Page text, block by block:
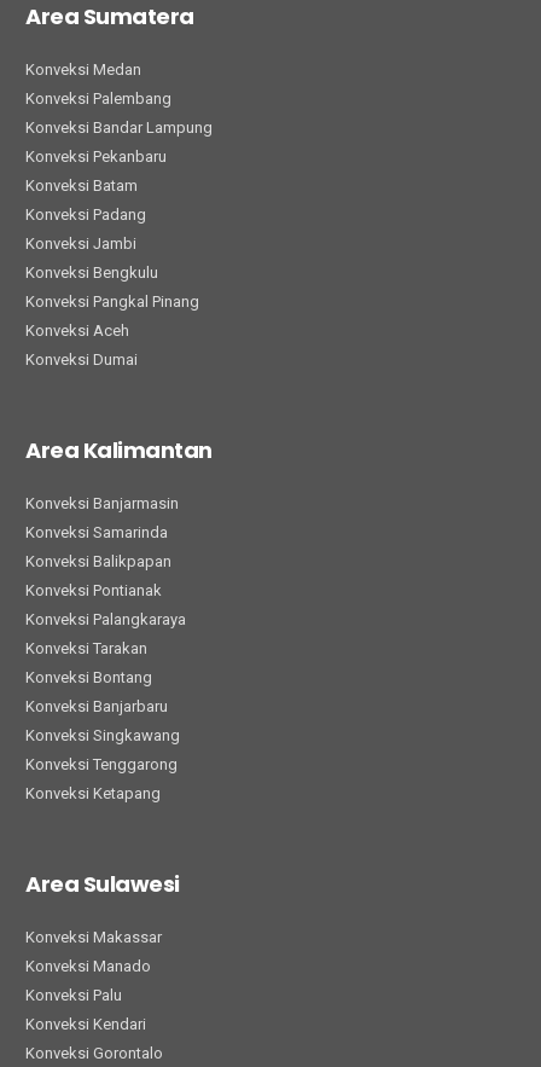
Area Sumatera
Konveksi Medan
Konveksi Palembang
Konveksi Bandar Lampung
Konveksi Pekanbaru
Konveksi Batam
Konveksi Padang
Konveksi Jambi
Konveksi Bengkulu
Konveksi Pangkal Pinang
Konveksi Aceh
Konveksi Dumai
Area Kalimantan
Konveksi Banjarmasin
Konveksi Samarinda
Konveksi Balikpapan
Konveksi Pontianak
Konveksi Palangkaraya
Konveksi Tarakan
Konveksi Bontang
Konveksi Banjarbaru
Konveksi Singkawang
Konveksi Tenggarong
Konveksi Ketapang
Area Sulawesi
Konveksi Makassar
Konveksi Manado
Konveksi Palu
Konveksi Kendari
Konveksi Gorontalo